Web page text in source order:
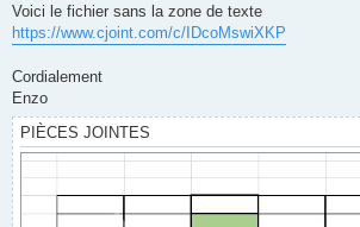
Voici le fichier sans la zone de texte
https://www.cjoint.com/c/IDcoMswiXKP
Cordialement
Enzo
PIÈCES JOINTES